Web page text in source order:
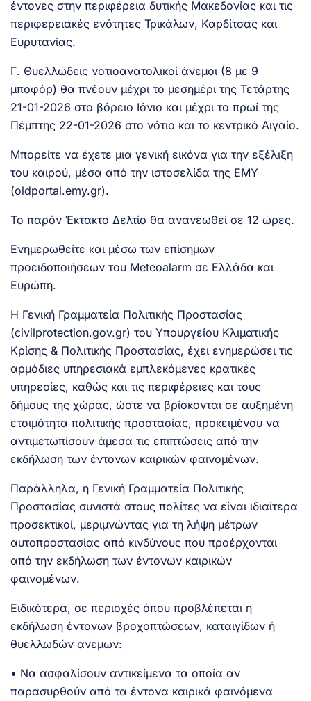
έντονες στην περιφέρεια δυτικής Μακεδονίας και τις
περιφερειακές ενότητες Τρικάλων, Καρδίτσας και
Ευρυτανίας.
Γ. Θυελλώδεις νοτιοανατολικοί άνεμοι (8 με 9
μποφόρ) θα πνέουν μέχρι το μεσημέρι της Τετάρτης
21-01-2026 στο βόρειο Ιόνιο και μέχρι το πρωί της
Πέμπτης 22-01-2026 στο νότιο και το κεντρικό Αιγαίο.
Μπορείτε να έχετε μια γενική εικόνα για την εξέλιξη
του καιρού, μέσα από την ιστοσελίδα της ΕΜΥ
(oldportal.emy.gr).
Το παρόν Έκτακτο Δελτίο θα ανανεωθεί σε 12 ώρες.
Ενημερωθείτε και μέσω των επίσημων
προειδοποιήσεων του Meteoalarm σε Ελλάδα και
Ευρώπη.
Η Γενική Γραμματεία Πολιτικής Προστασίας
(civilprotection.gov.gr) του Υπουργείου Κλιματικής
Κρίσης & Πολιτικής Προστασίας, έχει ενημερώσει τις
αρμόδιες υπηρεσιακά εμπλεκόμενες κρατικές
υπηρεσίες, καθώς και τις περιφέρειες και τους
δήμους της χώρας, ώστε να βρίσκονται σε αυξημένη
ετοιμότητα πολιτικής προστασίας, προκειμένου να
αντιμετωπίσουν άμεσα τις επιπτώσεις από την
εκδήλωση των έντονων καιρικών φαινομένων.
Παράλληλα, η Γενική Γραμματεία Πολιτικής
Προστασίας συνιστά στους πολίτες να είναι ιδιαίτερα
προσεκτικοί, μεριμνώντας για τη λήψη μέτρων
αυτοπροστασίας από κινδύνους που προέρχονται
από την εκδήλωση των έντονων καιρικών
φαινομένων.
Ειδικότερα, σε περιοχές όπου προβλέπεται η
εκδήλωση έντονων βροχοπτώσεων, καταιγίδων ή
θυελλωδών ανέμων:
• Να ασφαλίσουν αντικείμενα τα οποία αν
παρασυρθούν από τα έντονα καιρικά φαινόμενα